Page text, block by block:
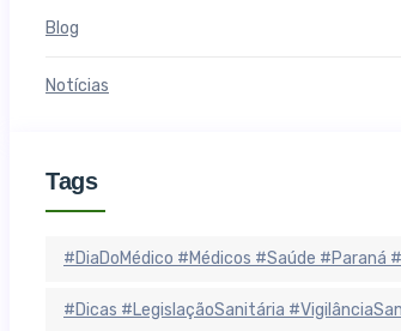
Blog
Notícias
Tags
#DiaDoMédico #Médicos #Saúde #Paraná
#Dicas #LegislaçãoSanitária